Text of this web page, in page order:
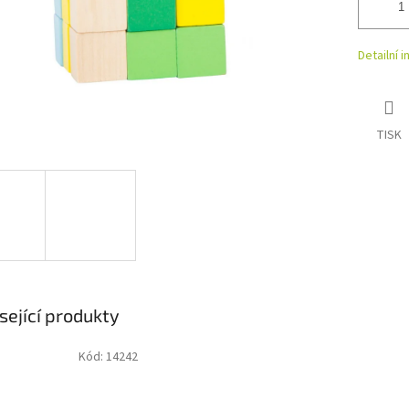
Detailní
TISK
produkty
Kód: 14242